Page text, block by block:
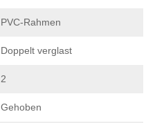
PVC-Rahmen
Doppelt verglast
2
Gehoben